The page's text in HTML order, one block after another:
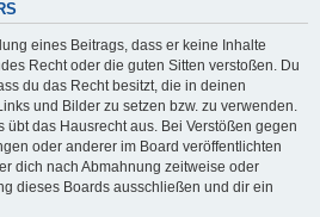
eines Beitrags, dass er keine Inhalte
Recht oder die guten Sitten verstoßen. Du
du das Recht besitzt, die in deinen
und Bilder zu setzen bzw. zu verwenden.
übt das Hausrecht aus. Bei Verstößen gegen
oder anderer im Board veröffentlichten
dich nach Abmahnung zeitweise oder
dieses Boards ausschließen und dir ein